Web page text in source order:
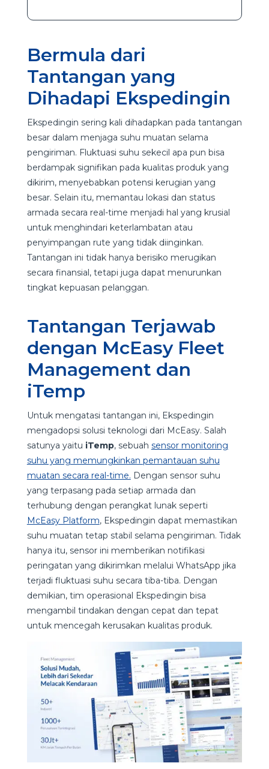
Bermula dari
Tantangan yang
Dihadapi Ekspedingin
Ekspedingin sering kali dihadapkan pada tantangan
besar dalam menjaga suhu muatan selama
pengiriman. Fluktuasi suhu sekecil apa pun bisa
berdampak signifikan pada kualitas produk yang
dikirim, menyebabkan potensi kerugian yang
besar. Selain itu, memantau lokasi dan status
armada secara real-time menjadi hal yang krusial
untuk menghindari keterlambatan atau
penyimpangan rute yang tidak diinginkan.
Tantangan ini tidak hanya berisiko merugikan
secara finansial, tetapi juga dapat menurunkan
tingkat kepuasan pelanggan.
Tantangan Terjawab
dengan McEasy Fleet
Management dan
iTemp
Untuk mengatasi tantangan ini, Ekspedingin
mengadopsi solusi teknologi dari McEasy. Salah
satunya yaitu iTemp, sebuah sensor monitoring
suhu yang memungkinkan pemantauan suhu
muatan secara real-time. Dengan sensor suhu
yang terpasang pada setiap armada dan
terhubung dengan perangkat lunak seperti
McEasy Platform, Ekspedingin dapat memastikan
suhu muatan tetap stabil selama pengiriman. Tidak
hanya itu, sensor ini memberikan notifikasi
peringatan yang dikirimkan melalui WhatsApp jika
terjadi fluktuasi suhu secara tiba-tiba. Dengan
demikian, tim operasional Ekspedingin bisa
mengambil tindakan dengan cepat dan tepat
untuk mencegah kerusakan kualitas produk.